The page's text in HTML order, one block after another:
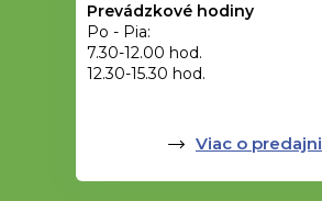
Prevádzkové hodiny
Po - Pia:
7.30-12.00 hod.
12.30-15.30 hod.
Viac o predajni